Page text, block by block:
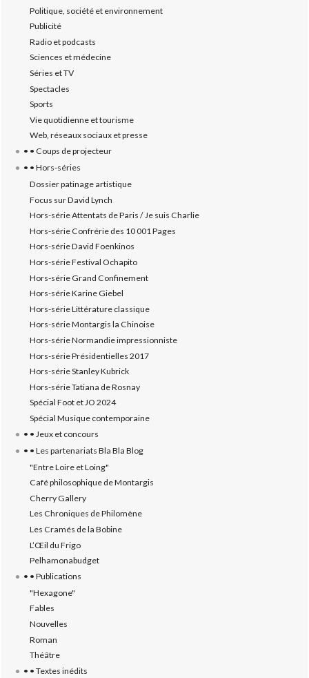
Politique, société et environnement
Publicité
Radio et podcasts
Sciences et médecine
Séries et TV
Spectacles
Sports
Vie quotidienne et tourisme
Web, réseaux sociaux et presse
• • Coups de projecteur
• • Hors-séries
Dossier patinage artistique
Focus sur David Lynch
Hors-série Attentats de Paris / Je suis Charlie
Hors-série Confrérie des 10 001 Pages
Hors-série David Foenkinos
Hors-série Festival Ochapito
Hors-série Grand Confinement
Hors-série Karine Giebel
Hors-série Littérature classique
Hors-série Montargis la Chinoise
Hors-série Normandie impressionniste
Hors-série Présidentielles 2017
Hors-série Stanley Kubrick
Hors-série Tatiana de Rosnay
Spécial Foot et JO 2024
Spécial Musique contemporaine
• • Jeux et concours
• • Les partenariats Bla Bla Blog
"Entre Loire et Loing"
Café philosophique de Montargis
Cherry Gallery
Les Chroniques de Philomène
Les Cramés de la Bobine
L’‎Œil du Frigo
Pelhamonabudget
• • Publications
"Hexagone"
Fables
Nouvelles
Roman
Théâtre
• • Textes inédits